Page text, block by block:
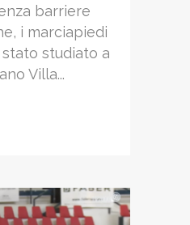
barriere
i marciapiedi
studiato a
Villa...